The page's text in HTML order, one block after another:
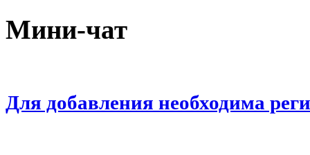
Мини-чат
Для добавления необходима